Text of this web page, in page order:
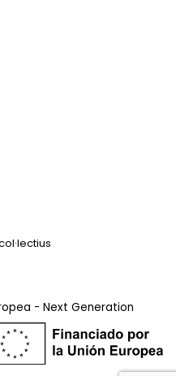
- Next Generation